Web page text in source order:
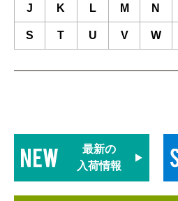
J K L M N
S T U V W
最新の
入荷情報